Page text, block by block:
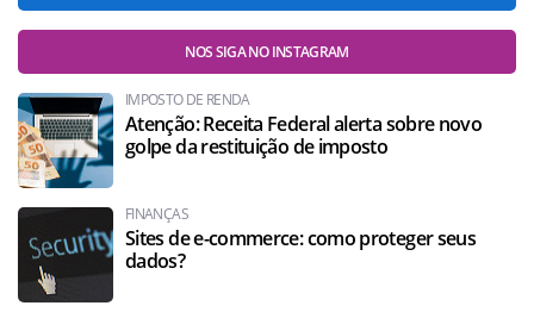
NOS SIGA NO INSTAGRAM
IMPOSTO DE RENDA
Atenção: Receita Federal alerta sobre novo
golpe da restituição de imposto
FINANÇAS
Sites de e-commerce: como proteger seus
dados?